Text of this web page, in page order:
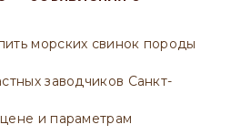
морских свинок породы
заводчиков Санкт-
и параметрам